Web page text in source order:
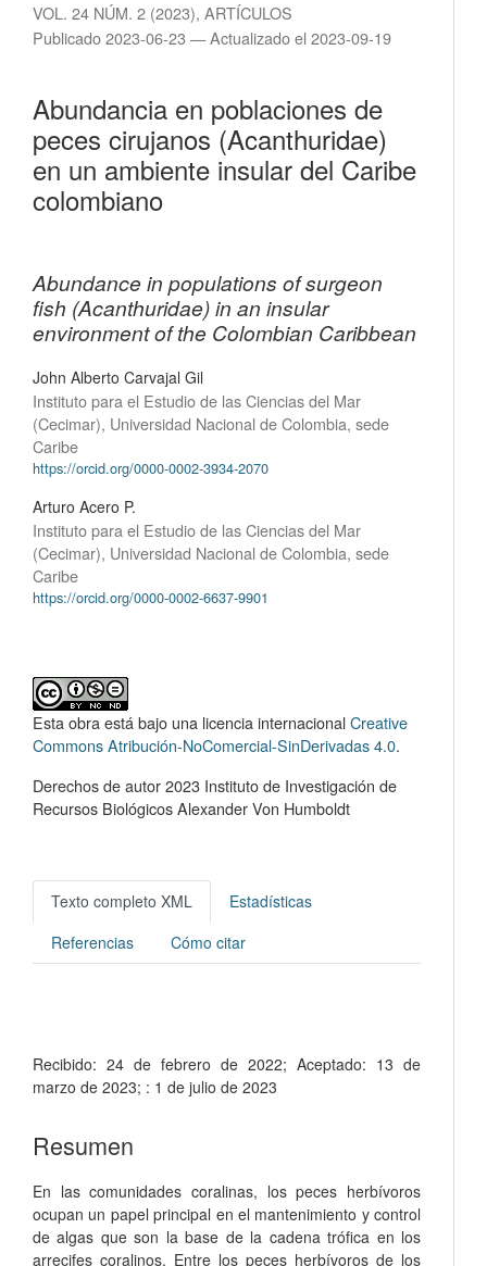
VOL. 24 NÚM. 2 (2023), ARTÍCULOS
Abundancia en poblaciones de
peces cirujanos (Acanthuridae)
en un ambiente insular del Caribe
colombiano
Abundance in populations of surgeon
fish (Acanthuridae) in an insular
environment of the Colombian Caribbean
Publicado 2023-06-23 — Actualizado el 2023-09-19
John Alberto Carvajal Gil
Instituto para el Estudio de las Ciencias del Mar
(Cecimar), Universidad Nacional de Colombia, sede
Caribe
https://orcid.org/0000-0002-3934-2070
Arturo Acero P.
Instituto para el Estudio de las Ciencias del Mar
(Cecimar), Universidad Nacional de Colombia, sede
Caribe
https://orcid.org/0000-0002-6637-9901
Texto completo XML
Estadísticas
Referencias
Cómo citar
Recibido: 24 de febrero de 2022; Aceptado: 13 de
marzo de 2023; : 1 de julio de 2023
Resumen
En las comunidades coralinas, los peces herbívoros
ocupan un papel principal en el mantenimiento y control
de algas que son la base de la cadena trófica en los
arrecifes coralinos. Entre los peces herbívoros de los
Esta obra está bajo una licencia internacionalCreative
Commons Atribución-NoComercial-SinDerivadas 4.0.
Derechos de autor 2023 Instituto de Investigación de
Recursos Biológicos Alexander Von Humboldt